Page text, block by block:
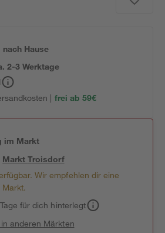
nach Hause
2-3 Werktage
| frei ab 59€
im Markt
MarktTroisdorf
Wir empfehlen dir eine
Markt.
für dich hinterlegt
anderen Märkten